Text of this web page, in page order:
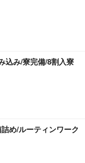
込み/寮完備/8割入寮
め/ルーティンワーク